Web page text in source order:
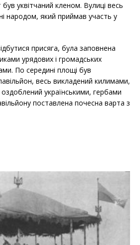
уквітчаний кленом. Вулиці весь
народом, який приймав участь у
присяга, була заповнена
урядових і громадських
По середині площі був
весь викладений килимами,
українськими, гербами
поставлена почесна варта з